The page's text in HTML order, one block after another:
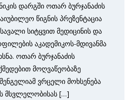
დარგში ოთარ ბურჯანაძის
წიგნის პრეზენტაცია
სიტყვით მედიცინის და
აკადემიკოს-მდივანმა
ოთარ ბურჯანაძის
მოღვაწეობაზე
ვრცელი მოხსენება
მსვლელობისას […]